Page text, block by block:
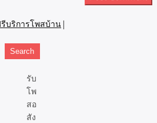
บริการโพสบ้าน|
Search
รับ
โพ
สอ
สัง